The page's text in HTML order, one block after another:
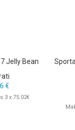
Jelly Bean
€
3 x 75.02€